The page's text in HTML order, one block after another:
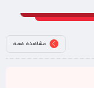
مشاهده همه